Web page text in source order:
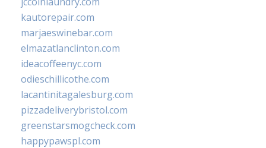
kautorepair.com
marjaeswinebar.com
elmazatlanclinton.com
ideacoffeenyc.com
odieschillicothe.com
lacantinitagalesburg.com
pizzadeliverybristol.com
greenstarsmogcheck.com
happypawspl.com